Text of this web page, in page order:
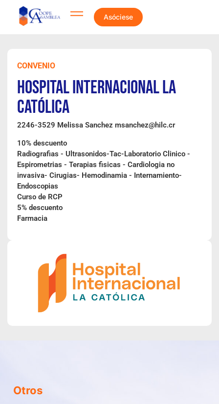
Asóciese
CONVENIO
Hospital Internacional La
Católica
2246-3529 Melissa Sanchez msanchez@hilc.cr
10% descuento
Radiografias - Ultrasonidos-Tac-Laboratorio Clinico -
Espirometrias - Terapias fisicas - Cardiologia no
invasiva- Cirugias- Hemodinamia - Internamiento-
Endoscopias
Curso de RCP
5% descuento
Farmacia
Otros